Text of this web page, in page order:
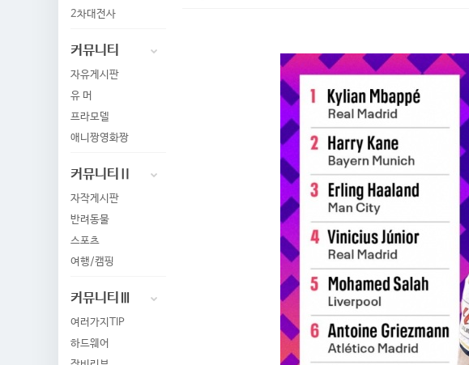
2차대전사
커뮤니티
자유게시판
유 머
프라모델
애니짱영화짱
커뮤니티Ⅱ
자작게시판
반려동물
스포츠
여행/캠핑
커뮤니티Ⅲ
여러가지TIP
하드웨어